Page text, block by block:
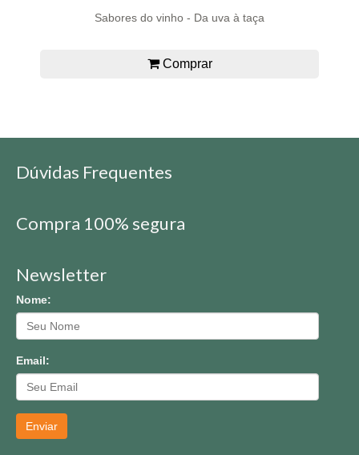
Sabores do vinho - Da uva à taça
Comprar
Dúvidas Frequentes
Compra 100% segura
Newsletter
Nome:
Email:
Enviar